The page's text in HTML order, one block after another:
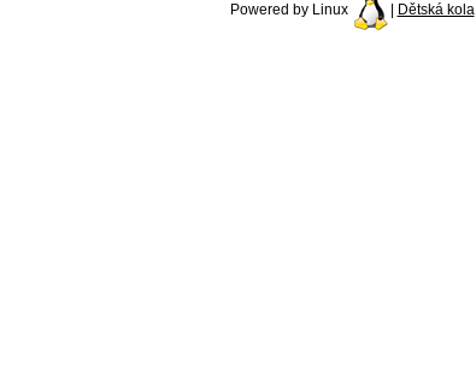
Powered by Linux
Dětská kola